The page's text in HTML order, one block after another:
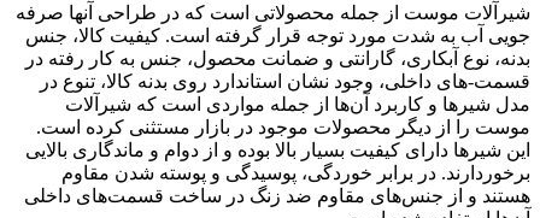
شیرآلات موست از جمله محصولاتی است که در طراحی آنها صرفه
جویی آب به شدت مورد توجه قرار گرفته است. کیفیت کالا، جنس
بدنه، نوع آبکاری، گارانتی و ضمانت محصول، جنس به کار رفته در
قسمت-های داخلی، وجود نشان استاندارد روی بدنه کالا، تنوع در
مدل شیرها و کاربرد آن‌ها از جمله مواردی است که شیرآلات
موست را از دیگر محصولات موجود در بازار مستثنی کرده است.
این شیرها دارای کیفیت بسیار بالا بوده و از دوام و ماندگاری بالایی
برخوردارند. در برابر خوردگی، پوسیدگی و پوسته شدن مقاوم
هستند و از جنس‌های مقاوم ضد زنگ در ساخت قسمت‌های داخلی